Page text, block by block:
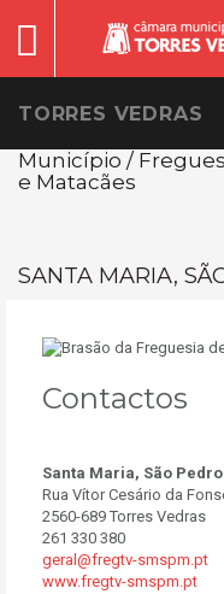
TORRES VEDRAS
Município /
e Matacães
SANTA MARIA,
Contactos
Santa Maria, São
Rua Vítor Cesário da
2560-689 Torres Vedras
261 330 380
geral@fregtv-smspm.pt
www.fregtv-smspm.pt